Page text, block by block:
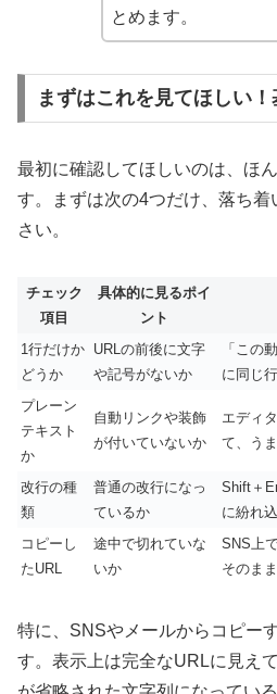
とめます。
まずはこれを見てほしい
最初に確認してほしいのは、ほ
す。まずは次の4つだけ、落ち
さい。
チェック
項目
具体的に見るポイ
ント
1行だけか
どうか
URLの前後に文字
や記号がないか
「この
に同じ
プレーン
テキスト
か
自動リンクや装飾
が付いていないか
エディ
て、う
改行の種
類
普通の改行になっ
ているか
Shift＋
に紛れ
コピーし
たURL
途中で切れていな
いか
SNS上
そのま
特に、SNSやメールからコピー
す。表示上は完全なURLに見え